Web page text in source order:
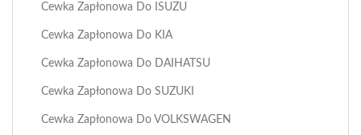
Cewka Zapłonowa Do ISUZU
Cewka Zapłonowa Do KIA
Cewka Zapłonowa Do DAIHATSU
Cewka Zapłonowa Do SUZUKI
Cewka Zapłonowa Do VOLKSWAGEN